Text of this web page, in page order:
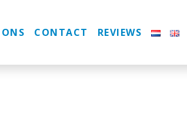
CONTACT REVIEWS